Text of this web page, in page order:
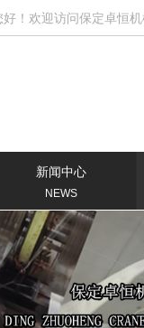
迎访问保定卓恒机械制
新闻中心
NEWS